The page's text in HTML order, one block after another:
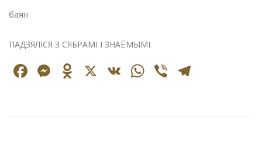
баян
ПАДЗЯЛІСЯ З СЯБРАМІ І ЗНАЁМЫМІ
Facebook
Messenger
Odnoklassniki
X VK WhatsApp
Viber